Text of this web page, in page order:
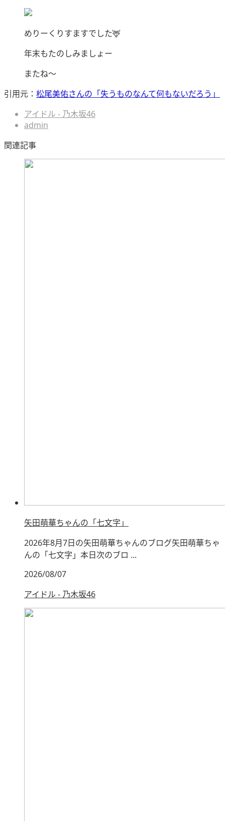
めりーくりすますでした🦌
年末もたのしみましょー
またね〜
引用元： 松尾美佑さんの「失うものなんて何もないだろう」
アイドル - 乃木坂46
admin
関連記事
矢田萌華ちゃんの「七文字」
2026年8月7日の矢田萌華ちゃんのブログ矢田萌華ちゃ
んの「七文字」本日次のブロ ...
2026/08/07
アイドル - 乃木坂46